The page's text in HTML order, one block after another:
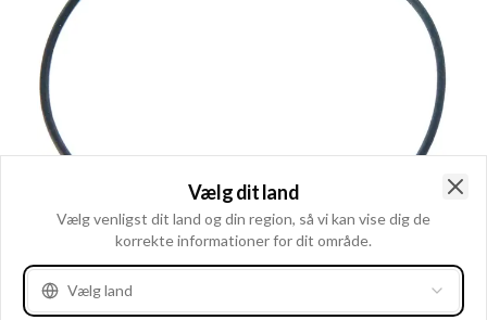
Vælg dit land
Vælg venligst dit land og din region, så vi kan vise dig de
korrekte informationer for dit område.
Vælg land